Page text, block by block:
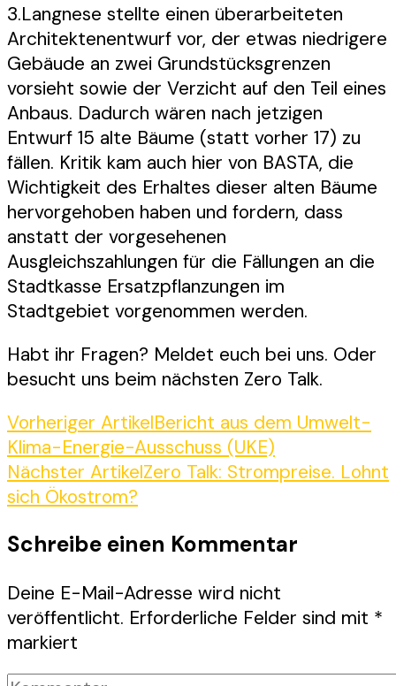
3.Langnese stellte einen überarbeiteten
Architektenentwurf vor, der etwas niedrigere
Gebäude an zwei Grundstücksgrenzen
vorsieht sowie der Verzicht auf den Teil eines
Anbaus. Dadurch wären nach jetzigen
Entwurf 15 alte Bäume (statt vorher 17) zu
fällen. Kritik kam auch hier von BASTA, die
Wichtigkeit des Erhaltes dieser alten Bäume
hervorgehoben haben und fordern, dass
anstatt der vorgesehenen
Ausgleichszahlungen für die Fällungen an die
Stadtkasse Ersatzpflanzungen im
Stadtgebiet vorgenommen werden.
Habt ihr Fragen? Meldet euch bei uns. Oder
besucht uns beim nächsten Zero Talk.
Beitragsnavigation
Vorheriger ArtikelBericht aus dem Umwelt-
Klima-Energie-Ausschuss (UKE)
Nächster ArtikelZero Talk: Strompreise. Lohnt
sich Ökostrom?
Schreibe einen Kommentar
Deine E-Mail-Adresse wird nicht
veröffentlicht. Erforderliche Felder sind mit *
markiert